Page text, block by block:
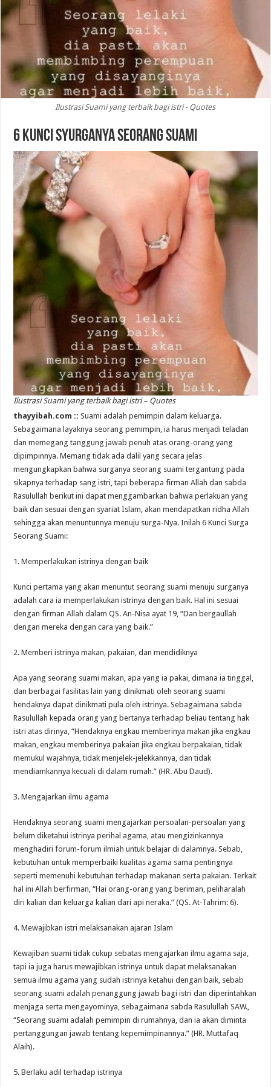
Ilustrasi Suami yang terbaik bagi istri - Quotes
6 Kunci Syurganya Seorang Suami
Ilustrasi Suami yang terbaik bagi istri – Quotes
thayyibah.com ::Suami adalah pemimpin dalam keluarga.
Sebagaimana layaknya seorang pemimpin, ia harus menjadi teladan
dan memegang tanggung jawab penuh atas orang-orang yang
dipimpinnya. Memang tidak ada dalil yang secara jelas
mengungkapkan bahwa surganya seorang suami tergantung pada
sikapnya terhadap sang istri, tapi beberapa firman Allah dan sabda
Rasulullah berikut ini dapat menggambarkan bahwa perlakuan yang
baik dan sesuai dengan syariat Islam, akan mendapatkan ridha Allah
sehingga akan menuntunnya menuju surga-Nya. Inilah 6 Kunci Surga
Seorang Suami:
1. Memperlakukan istrinya dengan baik
Kunci pertama yang akan menuntut seorang suami menuju surganya
adalah cara ia memperlakukan istrinya dengan baik. Hal ini sesuai
dengan firman Allah dalam QS. An-Nisa ayat 19, “Dan bergaullah
dengan mereka dengan cara yang baik.”
2. Memberi istrinya makan, pakaian, dan mendidiknya
Apa yang seorang suami makan, apa yang ia pakai, dimana ia tinggal,
dan berbagai fasilitas lain yang dinikmati oleh seorang suami
hendaknya dapat dinikmati pula oleh istrinya. Sebagaimana sabda
Rasulullah kepada orang yang bertanya terhadap beliau tentang hak
istri atas dirinya, “Hendaknya engkau memberinya makan jika engkau
makan, engkau memberinya pakaian jika engkau berpakaian, tidak
memukul wajahnya, tidak menjelek-jelekkannya, dan tidak
mendiamkannya kecuali di dalam rumah.” (HR. Abu Daud).
3. Mengajarkan ilmu agama
Hendaknya seorang suami mengajarkan persoalan-persoalan yang
belum diketahui istrinya perihal agama, atau mengizinkannya
menghadiri forum-forum ilmiah untuk belajar di dalamnya. Sebab,
kebutuhan untuk memperbaiki kualitas agama sama pentingnya
seperti memenuhi kebutuhan terhadap makanan serta pakaian. Terkait
hal ini Allah berfirman, “Hai orang-orang yang beriman, peliharalah
diri kalian dan keluarga kalian dari api neraka.” (QS. At-Tahrim: 6).
4. Mewajibkan istri melaksanakan ajaran Islam
Kewajiban suami tidak cukup sebatas mengajarkan ilmu agama saja,
tapi ia juga harus mewajibkan istrinya untuk dapat melaksanakan
semua ilmu agama yang sudah istrinya ketahui dengan baik, sebab
seorang suami adalah penanggung jawab bagi istri dan diperintahkan
menjaga serta mengayominya, sebagaimana sabda Rasulullah SAW.,
“Seorang suami adalah pemimpin di rumahnya, dan ia akan diminta
pertanggungan jawab tentang kepemimpinannya.” (HR. Muttafaq
Alaih).
5. Berlaku adil terhadap istrinya